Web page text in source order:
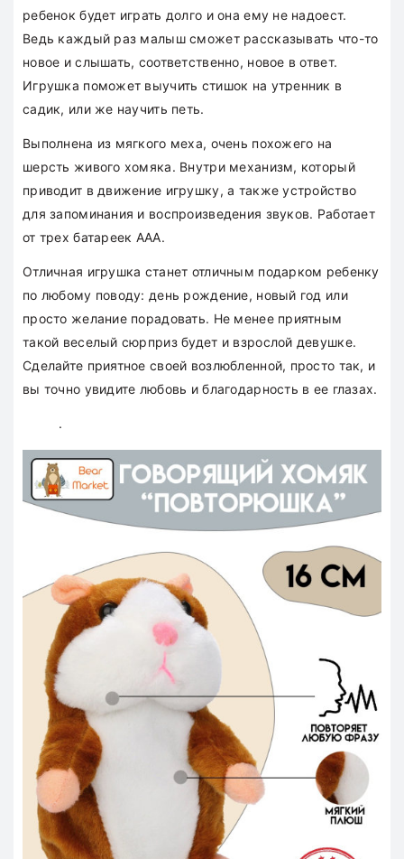
ребенок будет играть долго и она ему не надоест.
Ведь каждый раз малыш сможет рассказывать что-то
новое и слышать, соответственно, новое в ответ.
Игрушка поможет выучить стишок на утренник в
садик, или же научить петь.
Выполнена из мягкого меха, очень похожего на
шерсть живого хомяка. Внутри механизм, который
приводит в движение игрушку, а также устройство
для запоминания и воспроизведения звуков. Работает
от трех батареек ААА.
Отличная игрушка станет отличным подарком ребенку
по любому поводу: день рождение, новый год или
просто желание порадовать. Не менее приятным
такой веселый сюрприз будет и взрослой девушке.
Сделайте приятное своей возлюбленной, просто так, и
вы точно увидите любовь и благодарность в ее глазах.
.